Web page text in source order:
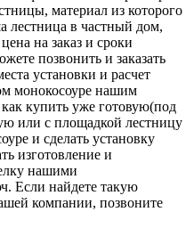
материал из которого
лестница в частный дом,
на заказ и сроки
позвонить и заказать
установки и расчет
монокосоуре нашим
купить уже готовую(под
или с площадкой лестницу
и сделать установку
изготовление и
нашими
Если найдете такую
компании, позвоните